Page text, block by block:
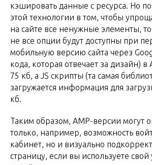
кэшировать данные с ресурса. Но
этой технологии в том, чтобы
на сайте все ненужные элементы,
не все опции будут доступны при
мобильную версию сайта через
кода, которая отвечает за дизайн) в
75 кб, а JS скрипты (та самая
загружается информация для
кб.
Таким образом, AMP-версии могут
только, например, возможность
кабинет, но и визуально
страницу, если вы используете